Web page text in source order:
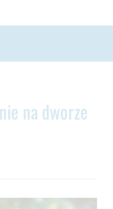
na dworze